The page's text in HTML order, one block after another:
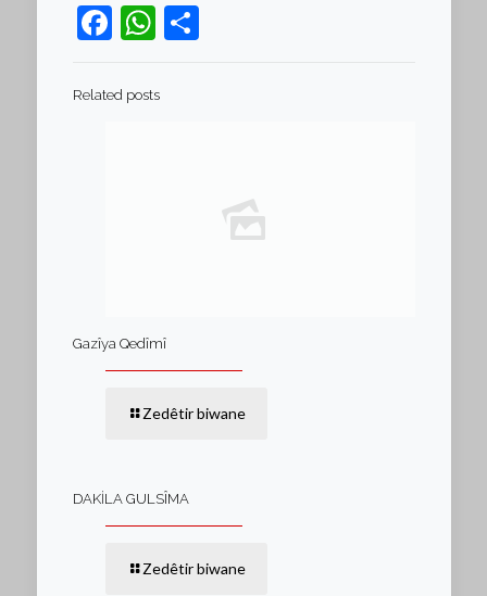
Facebook
WhatsApp
Teilen
Related posts
Gazîya Qedîmî
Zedêtir biwane
DAKİLA GULSÎMA
Zedêtir biwane